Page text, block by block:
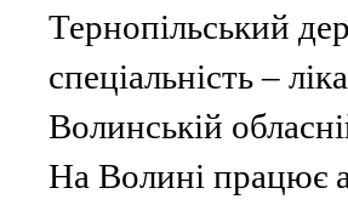
Тернопільський
спеціальність –
Волинській
На Волині працює